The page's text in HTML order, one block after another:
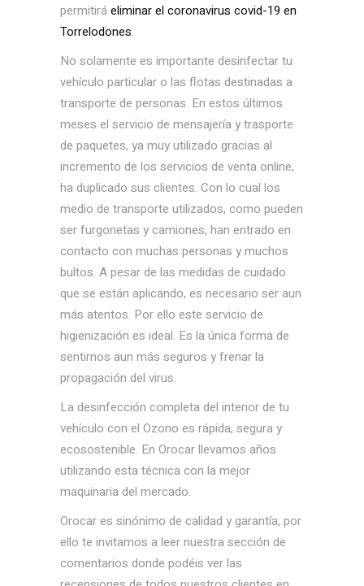
permitiráeliminar el coronavirus covid-19 en
Torrelodones.
No solamente es importante desinfectar tu
vehículo particular o las flotas destinadas a
transporte de personas. En estos últimos
meses el servicio de mensajería y trasporte
de paquetes, ya muy utilizado gracias al
incremento de los servicios de venta online,
ha duplicado sus clientes. Con lo cual los
medio de transporte utilizados, como pueden
ser furgonetas y camiones, han entrado en
contacto con muchas personas y muchos
bultos. A pesar de las medidas de cuidado
que se están aplicando, es necesario ser aun
más atentos. Por ello este servicio de
higienización es ideal. Es la única forma de
sentirnos aun más seguros y frenar la
propagación del virus.
La desinfección completa del interior de tu
vehículo con el Ozono es rápida, segura y
ecosostenible. En Orocar llevamos años
utilizando esta técnica con la mejor
maquinaria del mercado.
Orocar es sinónimo de calidad y garantía, por
ello te invitamos a leer nuestra sección de
comentarios donde podéis ver las